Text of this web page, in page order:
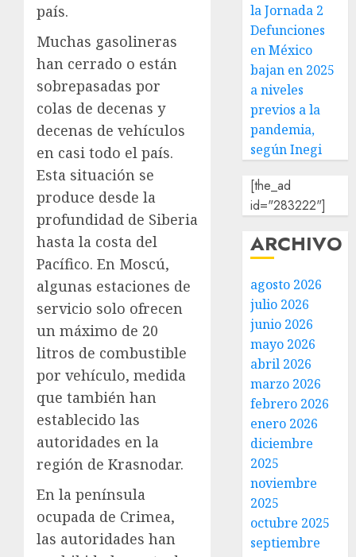
país.
Muchas gasolineras
han cerrado o están
sobrepasadas por
colas de decenas y
decenas de vehículos
en casi todo el país.
Esta situación se
produce desde la
profundidad de Siberia
hasta la costa del
Pacífico. En Moscú,
algunas estaciones de
servicio solo ofrecen
un máximo de 20
litros de combustible
por vehículo, medida
que también han
establecido las
autoridades en la
región de Krasnodar.
En la península
ocupada de Crimea,
las autoridades han
la Jornada 2
Defunciones
en México
bajan en 2025
a niveles
previos a la
pandemia,
según Inegi
[the_ad
id="283222"]
ARCHIVO
agosto 2026
julio 2026
junio 2026
mayo 2026
abril 2026
marzo 2026
febrero 2026
enero 2026
diciembre
2025
noviembre
2025
octubre 2025
septiembre